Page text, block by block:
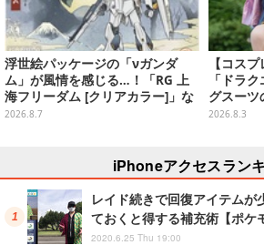
浮世絵パッケージの「νガンダ
ム」が風情を感じる…！「RG 上
海フリーダム [クリアカラー]」な
どガンプラ2商品が8月順次発売
2026.8.7
【コス
「ドラ
グスーツ
フェス」
7選【写
2026.8.3
iPhoneアクセスラン
レイド続きで回復アイテムが
ておくと得する補充術【ポケ
2020.6.25 Thu 19:00